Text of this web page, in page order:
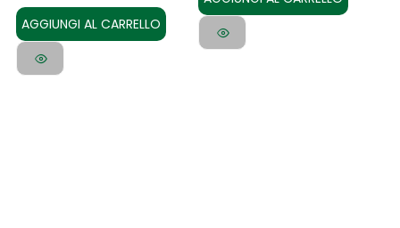
AGGIUNGI AL CARRELLO